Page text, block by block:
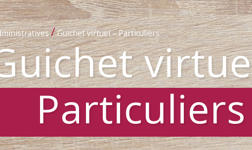
/Guichet virtuel – Particuliers
Particuliers